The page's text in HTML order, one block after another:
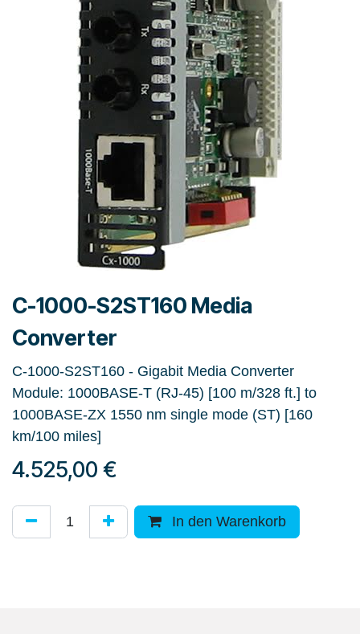
C-1000-S2ST160 Media
Converter
C-1000-S2ST160 - Gigabit Media Converter
Module: 1000BASE-T (RJ-45) [100 m/328 ft.] to
1000BASE-ZX 1550 nm single mode (ST) [160
km/100 miles]
4.525,00 €
In den Warenkorb